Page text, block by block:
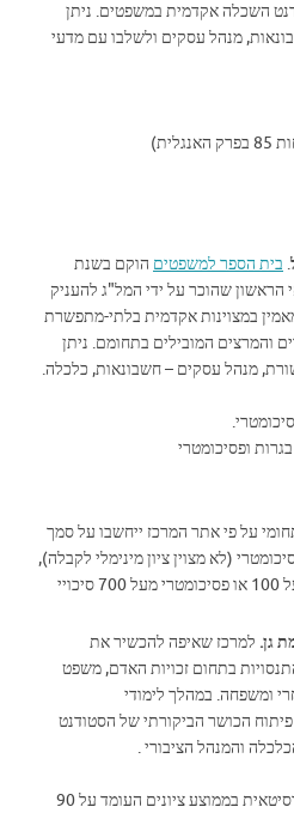
השכלה אקדמית במשפטים. ניתן
מנהל עסקים ולשלבו עם מדעי
. בית הספר למשפטים הוקם בשנת
הראשון שהוכר על ידי המל"ג להעניק
במצוינות אקדמית בלתי-מתפשרת
והמרצים המובילים בתחומם. ניתן
מנהל עסקים – חשבונאות, כלכלה.
ופסיכומטרי
על פי אתר המרכז ייחשבו על סמך
(לא מצוין ציון מינימלי לקבלה),
אך לאלו מכם שיש ממוצע בגריות מעל 100 או פסיכומטרי מעל 700 סיכויי
גן. למרכז שאיפה להכשיר את
בתחום זכויות האדם, משפט
ומשפחה. במהלך לימודי
הכושר הביקורתי של הסטודנט
והמנהל הציבורי .
תעודת בגרות מלאה או מכינה אוניברסיטאית בממוצע ציונים העומד על 90